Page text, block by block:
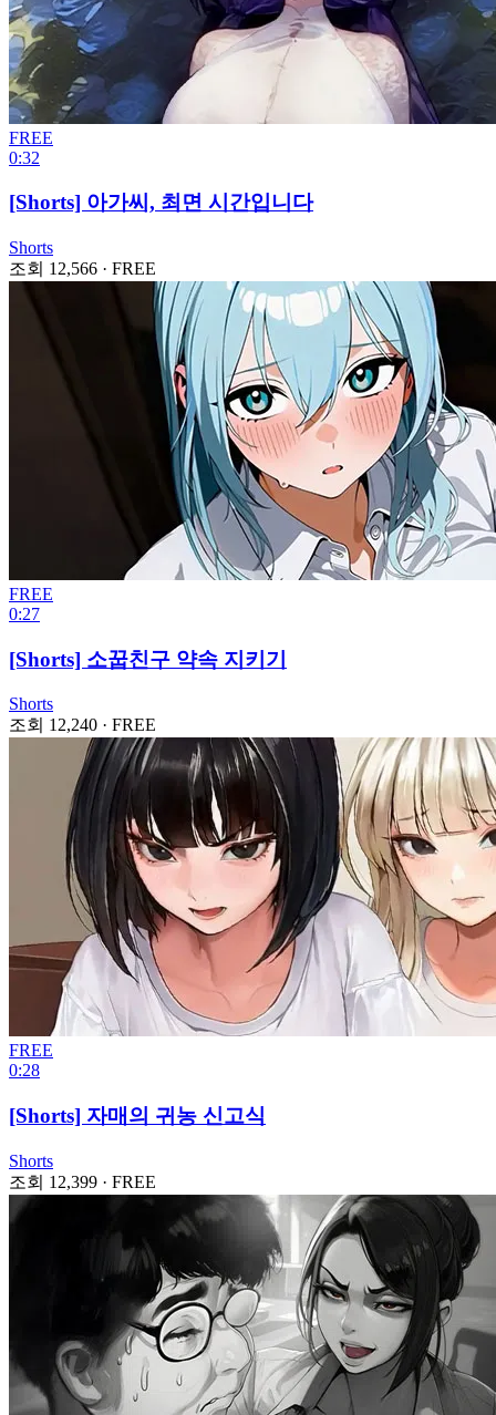
FREE
0:32
[Shorts] 아가씨, 최면 시간입니다
Shorts
조회 12,566 · FREE
FREE
0:27
[Shorts] 소꿉친구 약속 지키기
Shorts
조회 12,240 · FREE
FREE
0:28
[Shorts] 자매의 귀농 신고식
Shorts
조회 12,399 · FREE